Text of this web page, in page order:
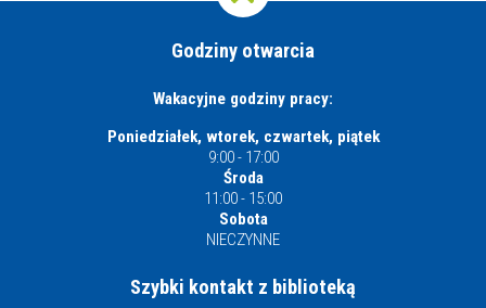
Godziny otwarcia
Wakacyjne godziny pracy:
Poniedziałek, wtorek, czwartek, piątek
9:00 - 17:00
Środa
11:00 - 15:00
Sobota
NIECZYNNE
Szybki kontakt z biblioteką